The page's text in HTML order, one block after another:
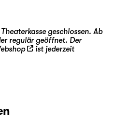
geschlossen. Ab
regulär geöffnet. Der
ist jederzeit